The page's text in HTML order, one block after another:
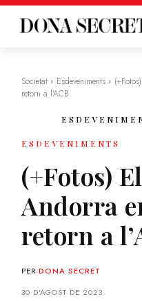
Societat Esdeveniments
retorn a l’ACB
ESDEVENIMENTS
(+Fotos)
Andorra
retorn a
PER DONA SECRET
30 D'AGOST DE 2023